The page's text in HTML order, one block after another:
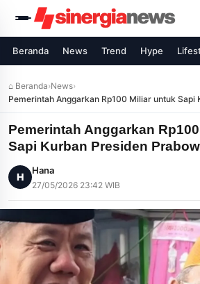
Beranda News Trend Hype
⌂ Beranda›News›
Pemerintah Anggarkan Rp100 Miliar untuk
Pemerintah Anggarkan
Sapi Kurban Presiden
H
Hana
27/05/2026 23:42 WIB